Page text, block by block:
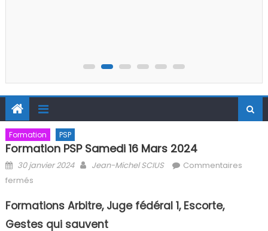
Formation PSP
Formation PSP Samedi 16 Mars 2024
Posted on
30 janvier 2024 Author
Jean-Michel SCIUS
Commentaires
fermés
Formations Arbitre, Juge fédéral 1, Escorte,
Gestes qui sauvent